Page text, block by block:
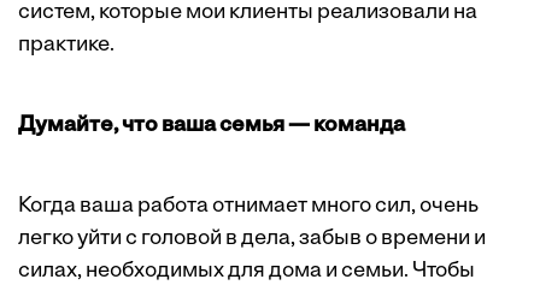
систем, которые мои клиенты реализовали на
практике.
Думайте, что ваша семья — команда
Когда ваша работа отнимает много сил, очень
легко уйти с головой в дела, забыв о времени и
силах, необходимых для дома и семьи. Чтобы